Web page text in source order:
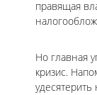
правящая
Но главная
кризис.